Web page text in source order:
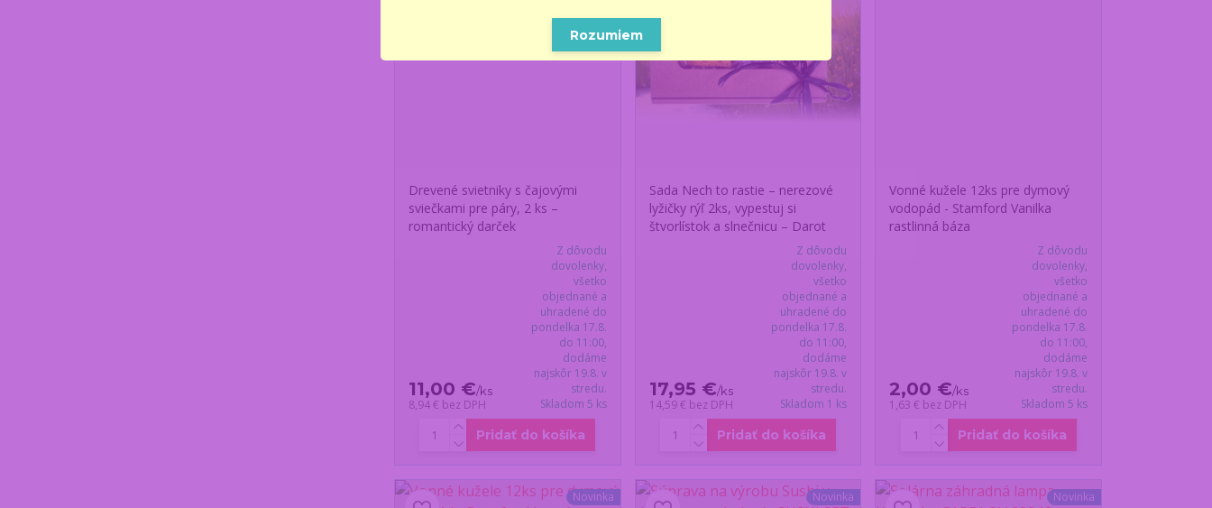
Drevené svietniky s čajovými
sviečkami pre páry, 2 ks –
romantický darček
11,00 €/ks
8,94 € bez DPH
Z dôvodu
dovolenky,
všetko
objednané a
uhradené do
pondelka 17.8.
do 11:00,
dodáme
najskôr 19.8. v
stredu.
Skladom 5 ks
Pridať do košíka
Sada Nech to rastie – nerezové
lyžičky rýľ 2ks, vypestuj si
štvorlístok a slnečnicu – Darot
17,95 €/ks
14,59 € bez DPH
Z dôvodu
dovolenky,
všetko
objednané a
uhradené do
pondelka 17.8.
do 11:00,
dodáme
najskôr 19.8. v
stredu.
Skladom 1 ks
Pridať do košíka
Vonné kužele 12ks pre dymový
vodopád - Stamford Vanilka
rastlinná báza
2,00 €/ks
1,63 € bez DPH
Z dôvodu
dovolenky,
všetko
objednané a
uhradené do
pondelka 17.8.
do 11:00,
dodáme
najskôr 19.8. v
stredu.
Skladom 5 ks
Pridať do košíka
Novinka Novinka Novinka
Rozumiem